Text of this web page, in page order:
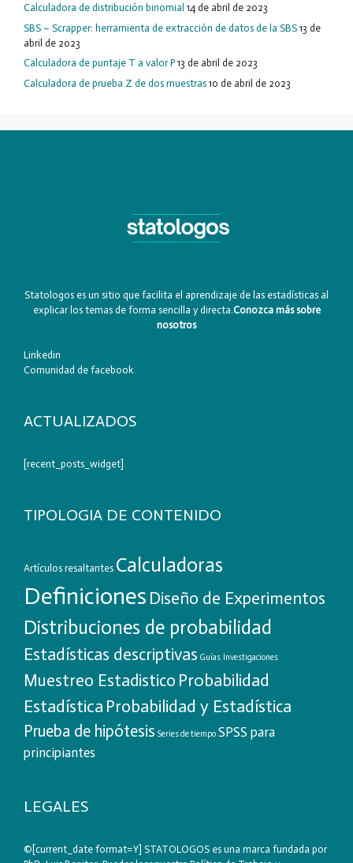
Calculadora de distribución binomial 14 de abril de 2023
SBS – Scrapper: herramienta de extracción de datos de la SBS 13 de
abril de 2023
Calculadora de puntaje T a valor P 13 de abril de 2023
Calculadora de prueba Z de dos muestras 10 de abril de 2023
Statologos es un sitio que facilita el aprendizaje de las estadísticas al
explicar los temas de forma sencilla y directa.Conozca más sobre
nosotros
Linkedin
Comunidad de facebook
ACTUALIZADOS
[recent_posts_widget]
TIPOLOGIA DE CONTENIDO
Artículos resaltantes Calculadoras
Definiciones Diseño de Experimentos
Distribuciones de probabilidad
Estadísticas descriptivas Guías Investigaciones
Muestreo Estadistico Probabilidad
Estadística Probabilidad y Estadística
Prueba de hipótesis Series de tiempo SPSS para
principiantes
LEGALES
©[current_date format=Y] STATOLOGOS es una marca fundada por